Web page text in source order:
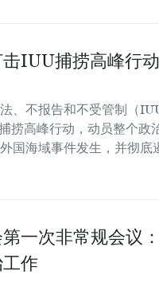
IUU捕捞高峰行动
、不报告和不受管制（
捞高峰行动，动员整个政
国海域事件发生，并彻底
一次非常规会议
作